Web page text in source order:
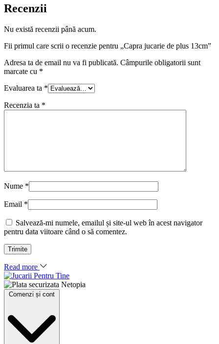
Recenzii
Nu există recenzii până acum.
Fii primul care scrii o recenzie pentru „Capra jucarie de plus 13cm”
Adresa ta de email nu va fi publicată. Câmpurile obligatorii sunt
marcate cu *
Evaluarea ta *
Recenzia ta *
Nume *
Email *
Salvează-mi numele, emailul și site-ul web în acest navigator
pentru data viitoare când o să comentez.
Read more
Comenzi și cont